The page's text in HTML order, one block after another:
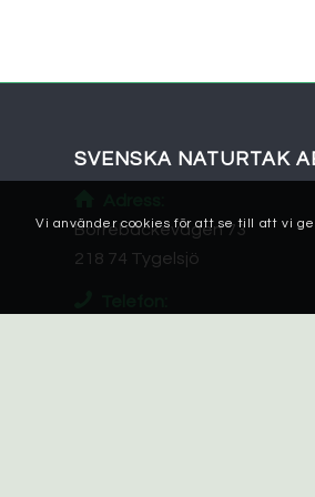
SVENSKA NATURTAK
Borrebackevägen 73
218 74 Tygelsjö
Vi använder cookies för att se till att vi